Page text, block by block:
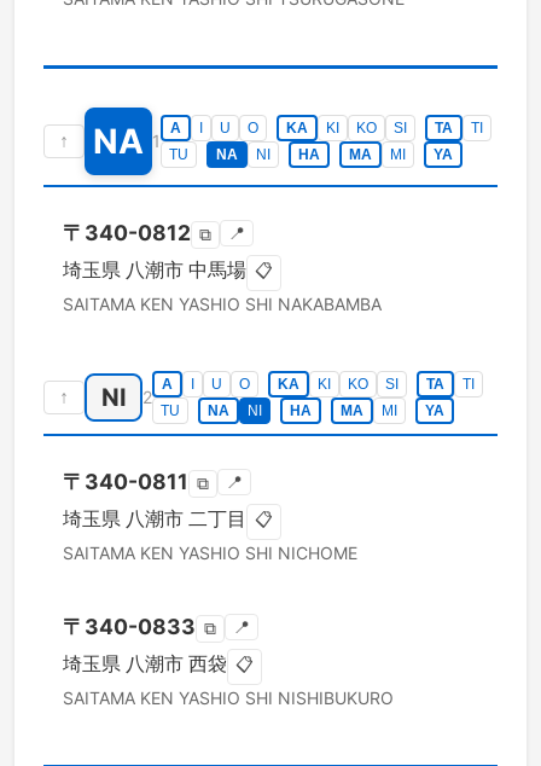
↑ NA 1
A U O KA KI KO SI TA
TI
TU
NA NI HA MA MI YA
〒 340-0812 ⧉ 📍
埼玉県 八潮市 中馬場 📋
SAITAMA KEN YASHIO SHI NAKABAMBA
↑ NI 2
A U O KA KI KO SI TA
TI
TU
NA NI HA MA MI YA
〒 340-0811 ⧉ 📍
埼玉県 八潮市 二丁目 📋
SAITAMA KEN YASHIO SHI NICHOME
〒 340-0833 ⧉ 📍
埼玉県 八潮市 西袋 📋
SAITAMA KEN YASHIO SHI NISHIBUKURO